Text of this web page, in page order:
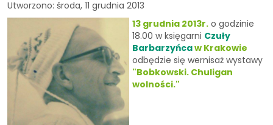
Utworzono: środa, 11 grudnia 2013
13 grudnia 2013r. o godzinie
18.00 w księgarni Czuły
Barbarzyńcaw Krakowie
odbędzie się wernisaż wystawy
"Bobkowski. Chuligan
wolności."